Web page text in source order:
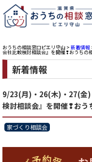
おうちの相談窓口ピエリ守山 > 新着情報
会社比較検討相談会』を開催❢おうちの
新着情報
9/23(月)・26(木)・27(金
検討相談会』を開催❢おう
家づくり相談会